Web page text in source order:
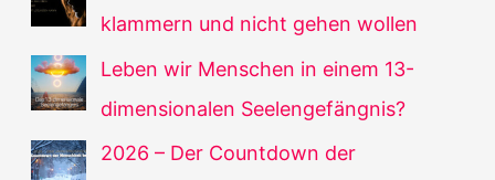
klammern und nicht gehen wollen
Leben wir Menschen in einem 13-
dimensionalen Seelengefängnis?
2026 – Der Countdown der